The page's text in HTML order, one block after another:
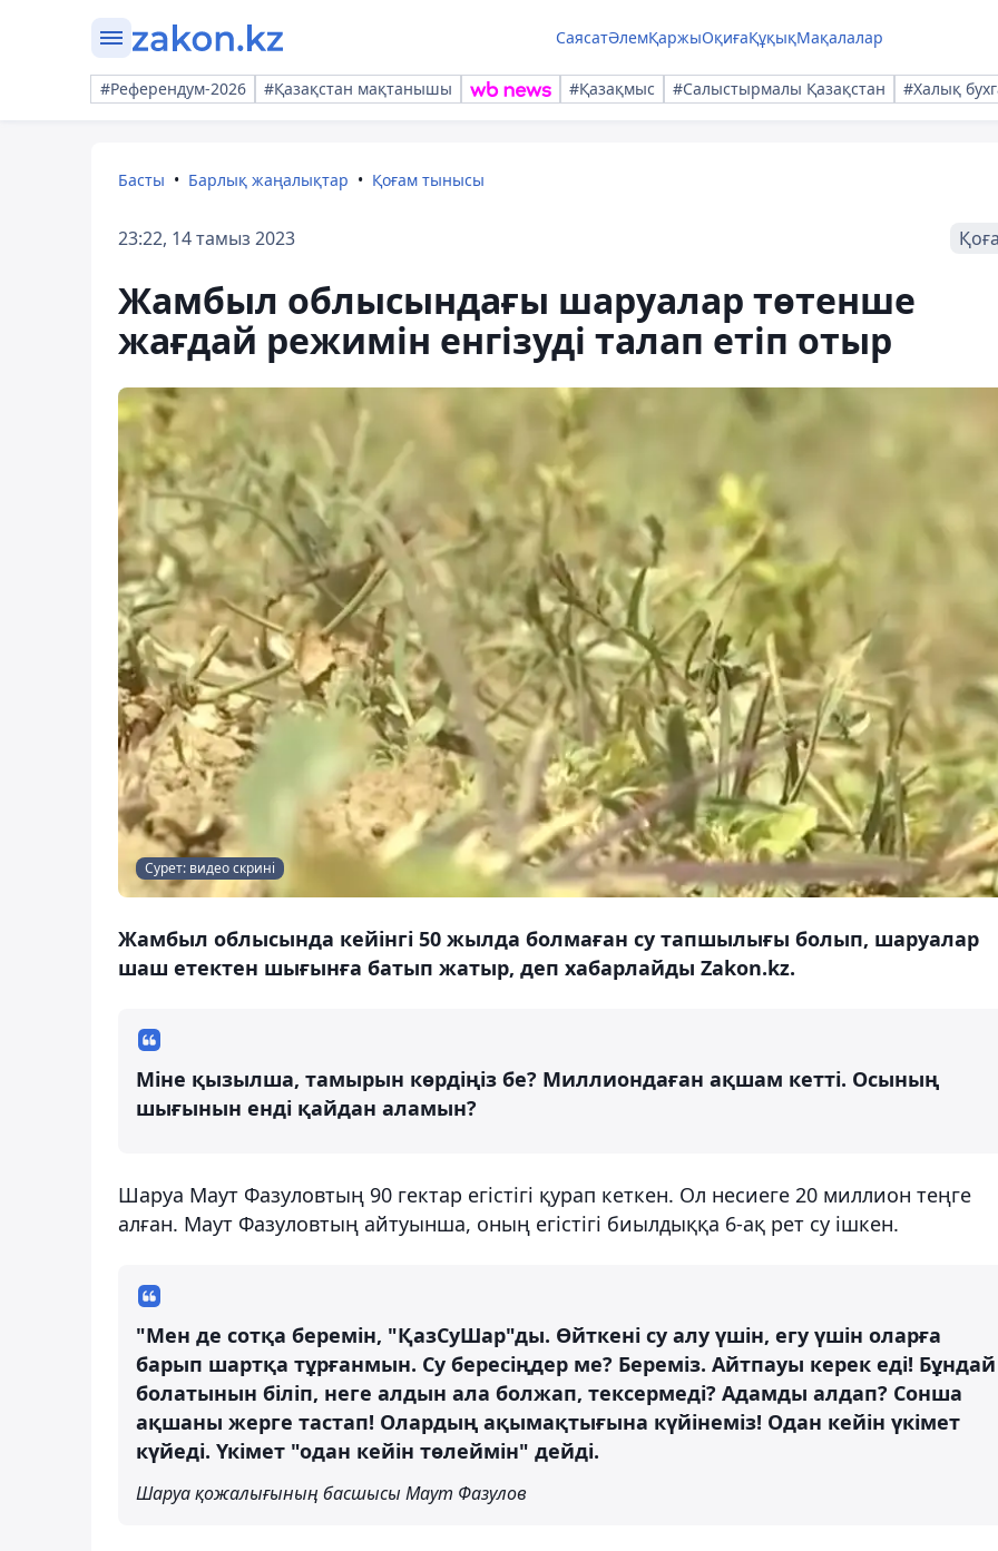
СаясатӘлемҚаржыОқиғаҚұқықМақалалар
#Референдум-2026 #Қазақстан мақтанышы #Қазақмыс #Салыстырмалы Қазақстан #Халық
Басты Барлық жаңалықтар Қоғам тынысы
23:22, 14 тамыз 2023
Жамбыл облысындағы шаруалар төтенше
жағдай режимін енгізуді талап етіп отыр
Сурет: видео скрині
Жамбыл облысында кейінгі 50 жылда болмаған су тапшылығы болып, шаруалар
шаш етектен шығынға батып жатыр, деп хабарлайды Zakon.kz.
Міне қызылша, тамырын көрдіңіз бе? Миллиондаған ақшам кетті. Осының
шығынын енді қайдан аламын?
Шаруа Маут Фазуловтың 90 гектар егістігі қурап кеткен. Ол несиеге 20 миллион теңге
алған. Маут Фазуловтың айтуынша, оның егістігі биылдыққа 6-ақ рет су ішкен.
"Мен де сотқа беремін, "ҚазСуШар"ды. Өйткені су алу үшін, егу үшін оларға
барып шартқа тұрғанмын. Су бересіңдер ме? Береміз. Айтпауы керек еді! Бұндай
болатынын біліп, неге алдын ала болжап, тексермеді? Адамды алдап? Сонша
ақшаны жерге тастап! Олардың ақымақтығына күйінеміз! Одан кейін үкімет
күйеді. Үкімет "одан кейін төлеймін" дейді.
Шаруа қожалығының басшысы Маут Фазулов